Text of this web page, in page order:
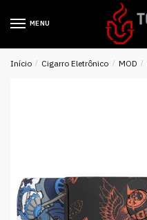
MENU
Início / Cigarro Eletrônico / MOD /